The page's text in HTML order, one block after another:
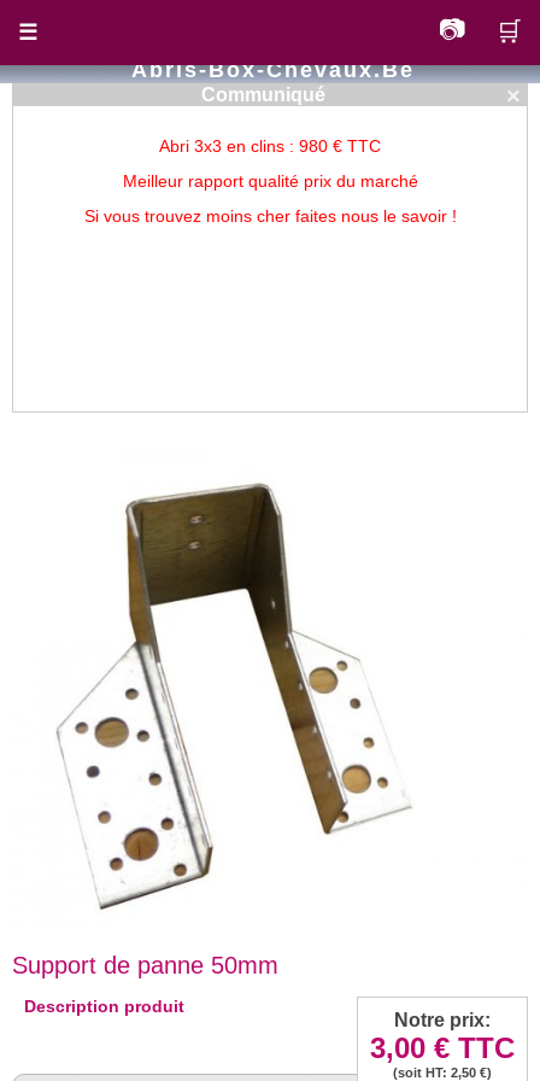
Abris-Box-Chevaux.be
☰ 📷 🛒
×
Communiqué
Abri 3x3 en clins : 980 € TTC
Meilleur rapport qualité prix du marché
Si vous trouvez moins cher faites nous le savoir !
Support de panne 50mm
Notre prix:
3,00 € TTC
(soit HT: 2,50 €)
Description produit